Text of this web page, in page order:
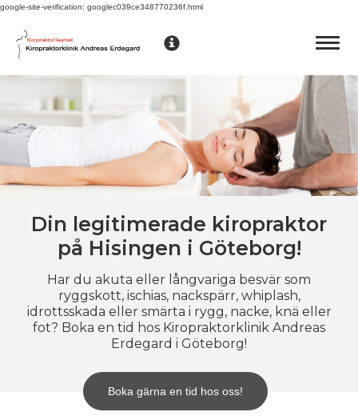
google-site-verification: googlec039ce348770236f.html
Toggle
Din legitimerade kiropraktor
på Hisingen i Göteborg!
Har du akuta eller långvariga besvär som
ryggskott, ischias, nackspärr, whiplash,
idrottsskada eller smärta i rygg, nacke, knä eller
fot? Boka en tid hos Kiropraktorklinik Andreas
Erdegard i Göteborg!
Boka gärna en tid hos oss!